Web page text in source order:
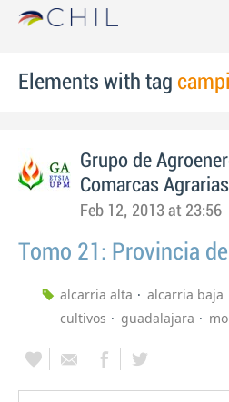
Elements with tag
Grupo de
Comarcas
Feb 12, 2013 at 23:56
Tomo 21: Provincia
alcarria alta alcarria baja
cultivos
guadalajara